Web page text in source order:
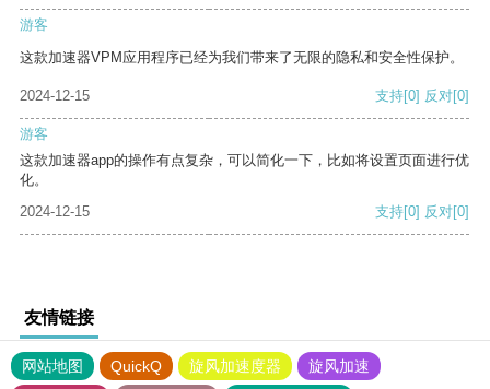
游客
这款加速器VPM应用程序已经为我们带来了无限的隐私和安全性保护。
2024-12-15 支持[0] 反对[0]
游客
这款加速器app的操作有点复杂，可以简化一下，比如将设置页面进行优
化。
2024-12-15
支持[0] 反对[0]
友情链接
网站地图 QuickQ 旋风加速度器
旋风加速